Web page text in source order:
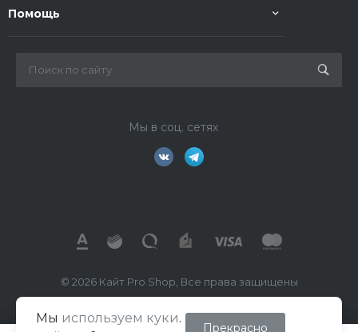
Помощь
Мы в соц. сетях
© 2026 Кайт Pro Shop, Все права защищены
ИП Маркелов В.А.
Мы используем куки.
Прекрасно